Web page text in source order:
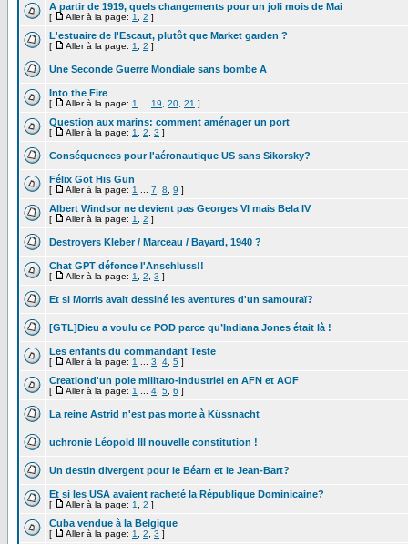
A partir de 1919, quels changements pour un joli mois de Mai
[ Aller à la page: 1 2 ]
L'estuaire de l'Escaut, plutôt que Market garden ?
[ Aller à la page: 1 2 ]
Une Seconde Guerre Mondiale sans bombe A
Into the Fire
[ Aller à la page: 1 19 20 21 ]
Question aux marins: comment aménager un port
[ Aller à la page: 1 2 3 ]
Conséquences pour l'aéronautique US sans Sikorsky?
Félix Got His Gun
[ Aller à la page: 1 7 8 9 ]
Albert Windsor ne devient pas Georges VI mais Bela IV
[ Aller à la page: 1 2 ]
Destroyers Kleber / Marceau / Bayard, 1940 ?
Chat GPT défonce l'Anschluss!!
[ Aller à la page: 1 2 3 ]
Et si Morris avait dessiné les aventures d'un samouraï?
[GTL]Dieu a voulu ce POD parce qu’Indiana Jones était là !
Les enfants du commandant Teste
[ Aller à la page: 1 3 4 5 ]
Creationd'un pole militaro-industriel en AFN et AOF
[ Aller à la page: 1 4 5 6 ]
La reine Astrid n'est pas morte à Küssnacht
uchronie Léopold III nouvelle constitution !
Un destin divergent pour le Béarn et le Jean-Bart?
Et si les USA avaient racheté la République Dominicaine?
[ Aller à la page: 1 2 ]
Cuba vendue à la Belgique
[ Aller à la page: 1 2 3 ]